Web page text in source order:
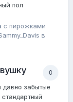
пол
с пирожками
в
0
забытые